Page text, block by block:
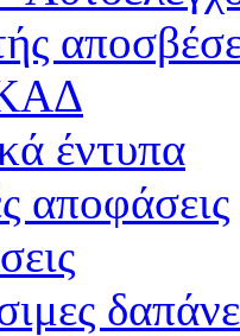
έντυπα
αποφάσεις